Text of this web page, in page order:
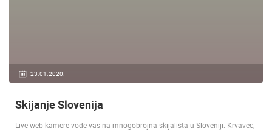
23.01.2020.
Skijanje Slovenija
Live web kamere vode vas na mnogobrojna skijališta u Sloveniji. Krvavec,